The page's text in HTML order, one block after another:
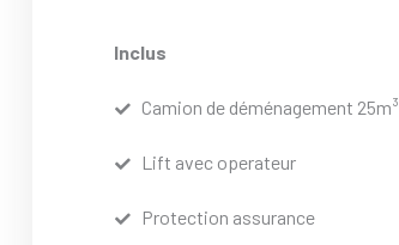
Inclus
Camion de déménagement 25m³
Lift avec operateur
Protection assurance